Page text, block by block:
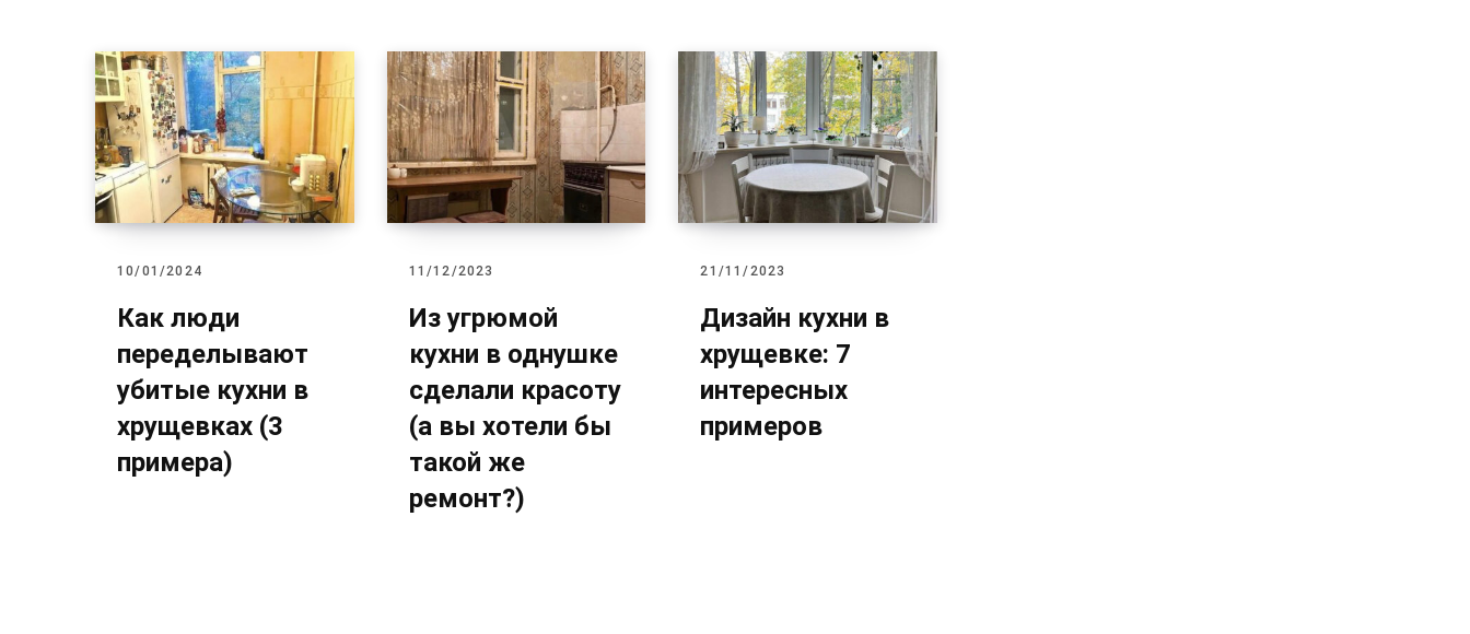
10/01/2024
Как люди
переделывают
убитые кухни в
хрущевках (3
примера)
11/12/2023
Из угрюмой
кухни в однушке
сделали красоту
(а вы хотели бы
такой же
ремонт?)
21/11/2023
Дизайн кухни в
хрущевке: 7
интересных
примеров